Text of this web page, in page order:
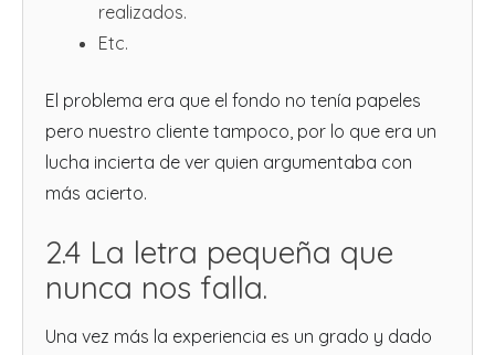
realizados.
Etc.
El problema era que el fondo no tenía papeles
pero nuestro cliente tampoco, por lo que era un
lucha incierta de ver quien argumentaba con
más acierto.
2.4 La letra pequeña que
nunca nos falla.
Una vez más la experiencia es un grado y dado